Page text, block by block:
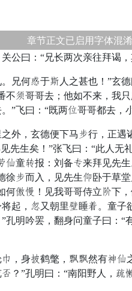
章节正文已启用字体混
曰：“兄长两次亲往拜谒，
何个于艳人之甚也！”玄德
不豪哥哥去；他如不来，我
”飞曰：“既两广哥哥都去，
，玄德便下马布行，正遇
先生矣！”张飞曰：“此人
童忽报：刘备妨来拜见先
徐布而入，见先生保卧于草
何横纷！见我哥哥侍立微下
起，想又朝里练睡茶。童
明吟罢，翻身问童子曰：
身火鹤氅，语语然有鄙左
？”孔明曰：“南阳野人，置